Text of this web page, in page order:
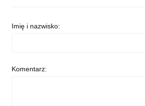
Imię i nazwisko:
Komentarz: